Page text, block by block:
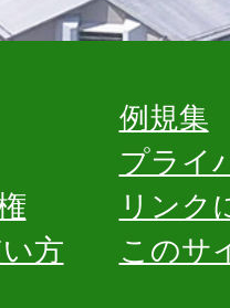
例規集
プライ
リンク
方
このサ